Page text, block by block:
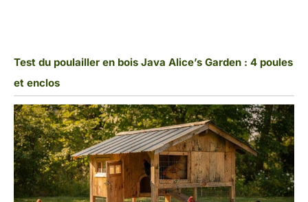
Test du poulailler en bois Java Alice’s Garden : 4 poules
et enclos